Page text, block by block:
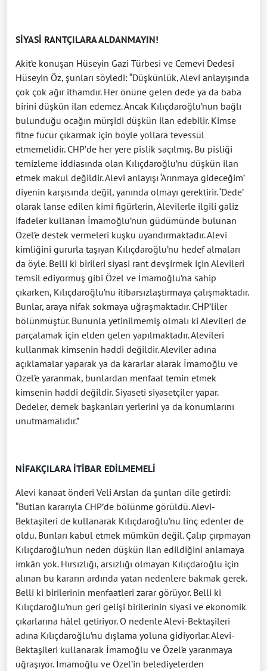
SİYASİ RANTÇILARA ALDANMAYIN!
Akit’e konuşan Hüseyin Gazi Türbesi ve Cemevi Dedesi
Hüseyin Öz, şunları söyledi: “Düşkünlük, Alevi anlayışında
çok çok ağır ithamdır. Her önüne gelen dede ya da baba
birini düşkün ilan edemez. Ancak Kılıçdaroğlu’nun bağlı
bulunduğu ocağın mürşidi düşkün ilan edebilir. Kimse
fitne fücür çıkarmak için böyle yollara tevessül
etmemelidir. CHP’de her yere pislik saçılmış. Bu pisliği
temizleme iddiasında olan Kılıçdaroğlu’nu düşkün ilan
etmek makul değildir. Alevi anlayışı ‘Arınmaya gideceğim’
diyenin karşısında değil, yanında olmayı gerektirir. ‘Dede’
olarak lanse edilen kimi figürlerin, Alevilerle ilgili galiz
ifadeler kullanan İmamoğlu’nun güdümünde bulunan
Özel’e destek vermeleri kuşku uyandırmaktadır. Alevi
kimliğini gururla taşıyan Kılıçdaroğlu’nu hedef almaları
da öyle. Belli ki birileri siyasi rant devşirmek için Alevileri
temsil ediyormuş gibi Özel ve İmamoğlu’na sahip
çıkarken, Kılıçdaroğlu’nu itibarsızlaştırmaya çalışmaktadır.
Bunlar, araya nifak sokmaya uğraşmaktadır. CHP’liler
bölünmüştür. Bununla yetinilmemiş olmalı ki Alevileri de
parçalamak için elden gelen yapılmaktadır. Alevileri
kullanmak kimsenin haddi değildir. Aleviler adına
açıklamalar yaparak ya da kararlar alarak İmamoğlu ve
Özel’e yaranmak, bunlardan menfaat temin etmek
kimsenin haddi değildir. Siyaseti siyasetçiler yapar.
Dedeler, dernek başkanları yerlerini ya da konumlarını
unutmamalıdır.”
NİFAKÇILARA İTİBAR EDİLMEMELİ
Alevi kanaat önderi Veli Arslan da şunları dile getirdi:
“Butlan kararıyla CHP’de bölünme görüldü. Alevi-
Bektaşileri de kullanarak Kılıçdaroğlu’nu linç edenler de
oldu. Bunları kabul etmek mümkün değil. Çalıp çırpmayan
Kılıçdaroğlu’nun neden düşkün ilan edildiğini anlamaya
imkân yok. Hırsızlığı, arsızlığı olmayan Kılıçdaroğlu için
alınan bu kararın ardında yatan nedenlere bakmak gerek.
Belli ki birilerinin menfaatleri zarar görüyor. Belli ki
Kılıçdaroğlu’nun geri gelişi birilerinin siyasi ve ekonomik
çıkarlarına hâlel getiriyor. O nedenle Alevi-Bektaşileri
adına Kılıçdaroğlu’nu dışlama yoluna gidiyorlar. Alevi-
Bektaşileri kullanarak İmamoğlu ve Özel’e yaranmaya
uğraşıyor. İmamoğlu ve Özel’in belediyelerden